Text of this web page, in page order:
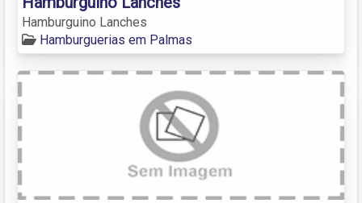
Hamburguino Lanches
Hamburguerias em Palmas